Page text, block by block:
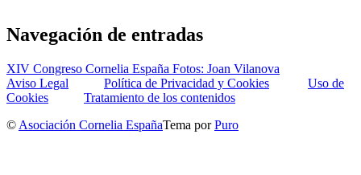
Navegación de entradas
XIV Congreso Cornelia España Fotos: Joan Vilanova
Aviso Legal
Política de Privacidad y Cookies
Uso de
Cookies
Tratamiento de los contenidos
© Asociación Cornelia EspañaTema porPuro